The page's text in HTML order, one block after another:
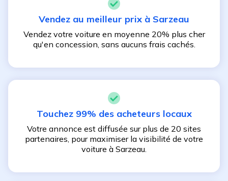
Vendez au meilleur prix à Sarzeau
Vendez votre voiture en moyenne 20% plus cher
qu'en concession, sans aucuns frais cachés.
Touchez 99% des acheteurs locaux
Votre annonce est diffusée sur plus de 20 sites
partenaires, pour maximiser la visibilité de votre
voiture à Sarzeau.